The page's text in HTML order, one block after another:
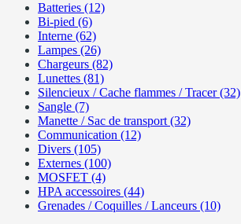
Batteries (12)
Bi-pied (6)
Interne (62)
Lampes (26)
Chargeurs (82)
Lunettes (81)
Silencieux / Cache flammes / Tracer (32)
Sangle (7)
Manette / Sac de transport (32)
Communication (12)
Divers (105)
Externes (100)
MOSFET (4)
HPA accessoires (44)
Grenades / Coquilles / Lanceurs (10)